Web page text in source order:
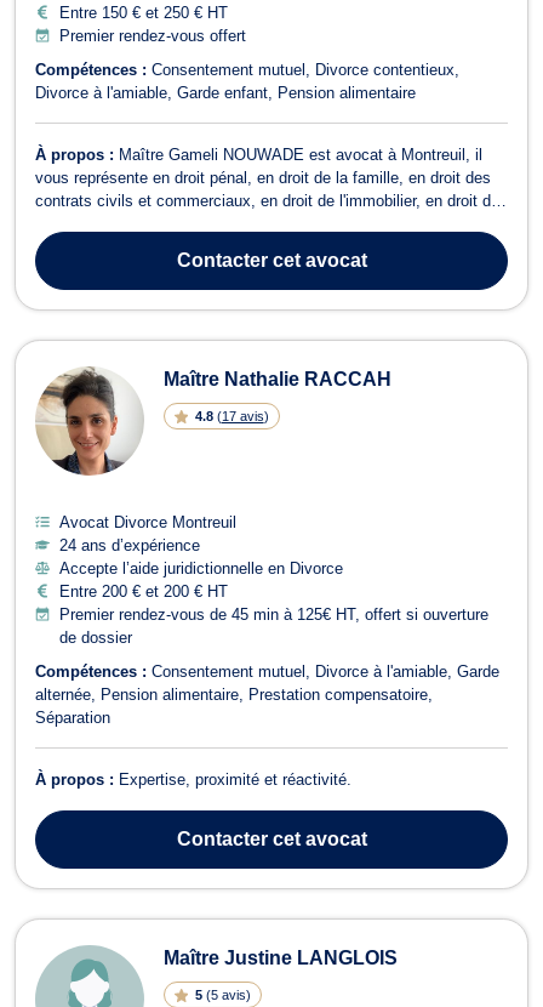
Entre 150 € et 250 € HT
Premier rendez-vous offert
Compétences : Consentement mutuel
Divorce contentieux
Divorce à l'amiable Garde enfant Pension alimentaire
À propos : Maître Gameli NOUWADE est avocat à Montreuil, il
vous représente en droit pénal, en droit de la famille, en droit des
contrats civils et commerciaux, en droit de l'immobilier, en droit du
en droit pénal, Maître Gameli NOUWADE intervient à toutes les
étap...
Contactercet avocat
Maître Nathalie RACCAH
4.8 (17 avis)
Avocat Divorce Montreuil
24 ans d’expérience
Accepte l’aide juridictionnelle en Divorce
Entre 200 € et 200 € HT
Premier rendez-vous de 45 min à 125€ HT, offert si ouverture
de dossier
Compétences : Consentement mutuel Divorce à l'amiable Garde
alternée
Pension alimentaire
Prestation compensatoire
Séparation
À propos : Expertise, proximité et réactivité.
Contactercet avocat
Maître Justine LANGLOIS
5 (5 avis)